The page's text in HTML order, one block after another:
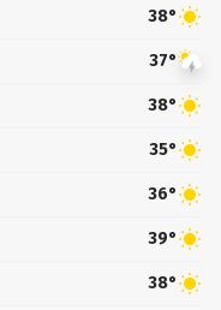
38°
37°
38°
35°
36°
39°
38°